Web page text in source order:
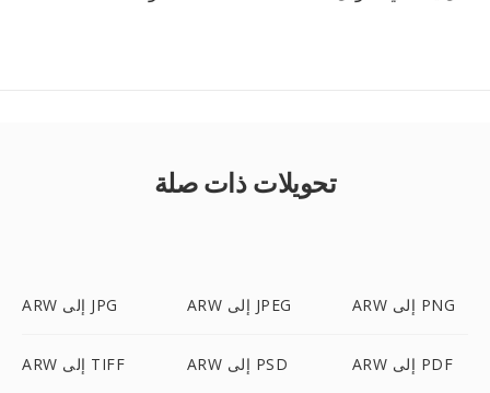
تحويلات ذات صلة
ARW إلى JPG ARW إلى JPEG ARW إلى PNG
ARW إلى TIFF ARW إلى PSD ARW إلى PDF